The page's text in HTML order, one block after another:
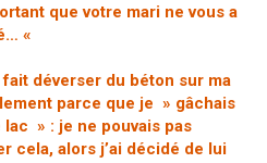
que votre mari ne vous a
«
fait déverser du béton sur ma
parce que je » gâchais
lac » : je ne pouvais pas
cela, alors j’ai décidé de lui